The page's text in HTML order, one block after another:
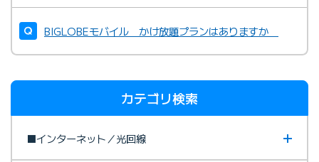
BIGLOBEモバイル かけ放題プランはありますか
カテゴリ検索
■インターネット／光回線